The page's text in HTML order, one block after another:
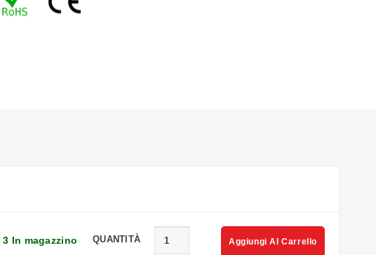
3 In magazzino QUANTITÀ Aggiungi Al Carrello